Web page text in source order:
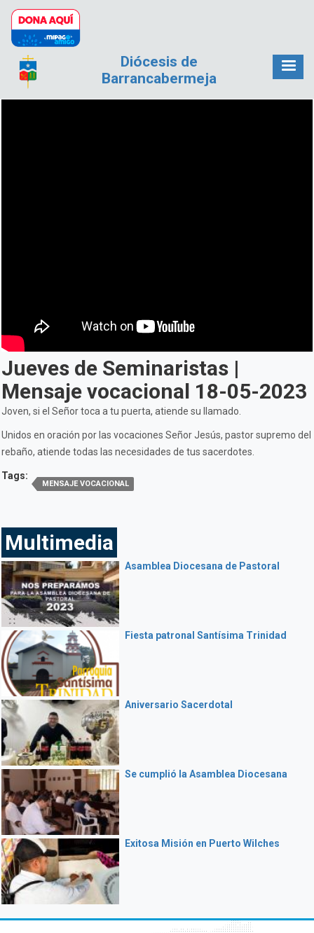
Pasar al contenido principal
Diócesis de
Barrancabermeja
Jueves de Seminaristas |
Mensaje vocacional 18-05-2023
Joven, si el Señor toca a tu puerta, atiende su llamado.
Unidos en oración por las vocaciones Señor Jesús, pastor supremo del
rebaño, atiende todas las necesidades de tus sacerdotes.
Tags:
MENSAJE VOCACIONAL
Multimedia
Asamblea Diocesana de Pastoral
Fiesta patronal Santísima Trinidad
Aniversario Sacerdotal
Se cumplió la Asamblea Diocesana
Exitosa Misión en Puerto Wilches